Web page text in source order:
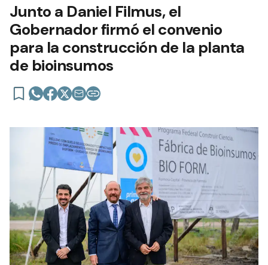
Junto a Daniel Filmus, el
Gobernador firmó el convenio
para la construcción de la planta
de bioinsumos